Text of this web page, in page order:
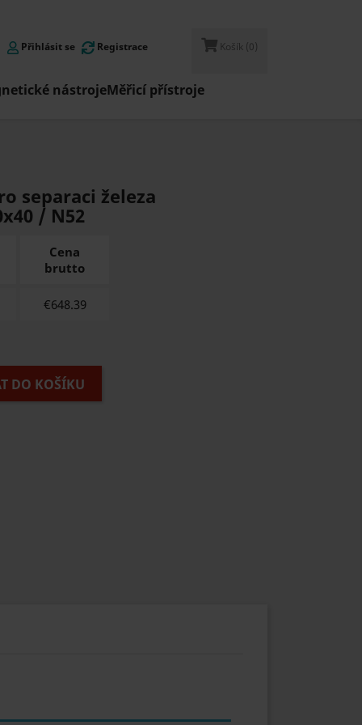
Přihlásit se Registrace Košík (0)
nástrojeMěřicí přístroje
separaci železa
/ N52
Cena
brutto
€648.39
DO KOŠÍKU